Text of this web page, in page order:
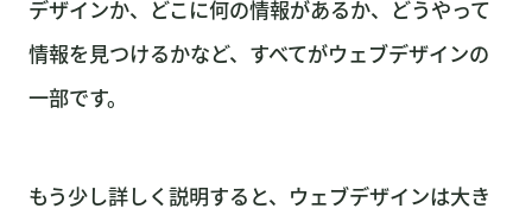
デザインか、どこに何の情報があるか、どうやって
情報を見つけるかなど、すべてがウェブデザインの
一部です。
もう少し詳しく説明すると、ウェブデザインは大き